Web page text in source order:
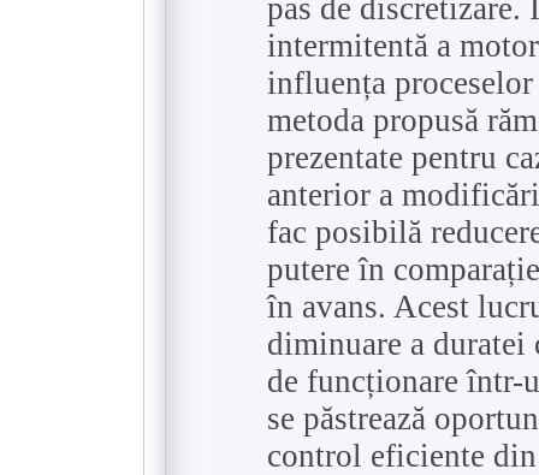
pas de
intermitentă a
influența
metoda propusă
prezentate pentru
anterior a
fac posibilă
putere în
în avans. Acest
diminuare a
de funcționare într-
se păstrează
control eficiente